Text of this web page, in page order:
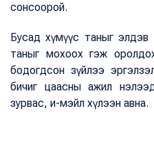
сонсоорой.
Бусад хүмүүс таныг
таныг мохоох гэж оролдох
бодогдсон зүйлээ
бичиг цаасны ажил
зурвас, и-мэйл хүлээн авна.